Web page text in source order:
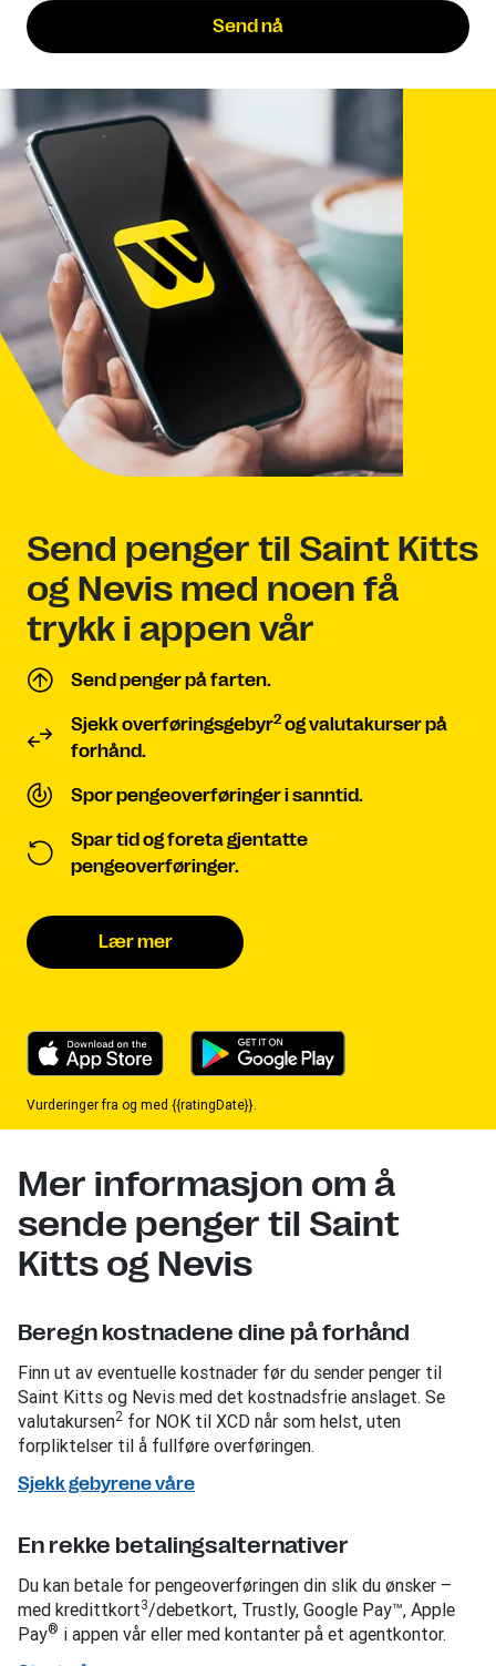
Send nå
Send penger til Saint Kitts
og Nevis med noen få
trykk i appen vår
Send penger på farten.
Sjekk overføringsgebyr2 og valutakurser på
forhånd.
Spor pengeoverføringer i sanntid.
Spar tid og foreta gjentatte
pengeoverføringer.
Lær mer
Vurderinger fra og med {{ratingDate}}.
Mer informasjon om å
sende penger til Saint
Kitts og Nevis
Beregn kostnadene dine på forhånd
Finn ut av eventuelle kostnader før du sender penger til
Saint Kitts og Nevis med det kostnadsfrie anslaget. Se
valutakursen2 for NOK til XCD når som helst, uten
forpliktelser til å fullføre overføringen.
Sjekk gebyrene våre
En rekke betalingsalternativer
Du kan betale for pengeoverføringen din slik du ønsker –
med kredittkort3/debetkort, Trustly, Google Pay™, Apple
Pay® i appen vår eller med kontanter på et agentkontor.